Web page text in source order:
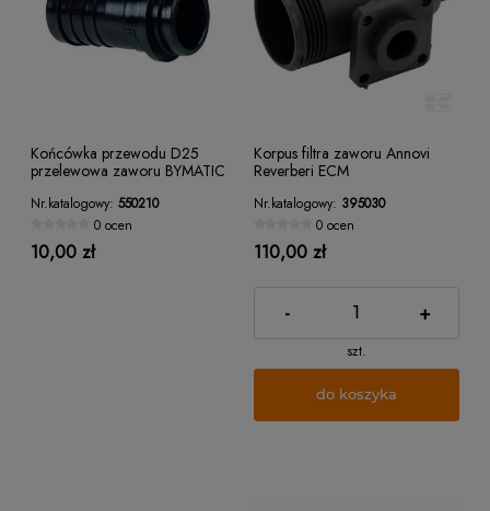
Końcówka przewodu D25
przelewowa zaworu BYMATIC
Nr.katalogowy: 550210
0 ocen
10,00 zł
Korpus filtra zaworu Annovi
Reverberi ECM
Nr.katalogowy: 395030
0 ocen
110,00 zł
- +
szt.
do koszyka